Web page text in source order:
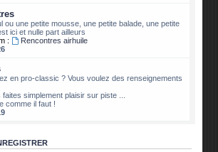
ou une petite mousse, une petite balade, une petite
ici et nulle part ailleurs
:
Rencontres airhuile
en pro-classic ? Vous voulez des renseignements
faites simplement plaisir sur piste ...
comme il faut !